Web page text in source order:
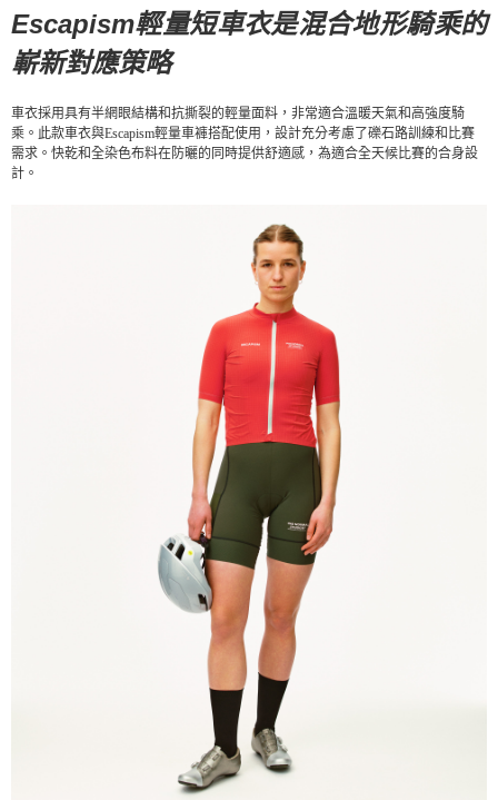
每筆NT$130，滿NT$10,000(含以上)免運費
Escapism輕量短車衣是混合地形騎乘的
嶄新對應策略
車衣採用具有半網眼結構和抗撕裂的輕量面料，非常適合溫暖天氣和高強度騎
乘。此款車衣與Escapism輕量車褲搭配使用，設計充分考慮了礫石路訓練和比賽
需求。快乾和全染色布料在防曬的同時提供舒適感，為適合全天候比賽的合身設
計。